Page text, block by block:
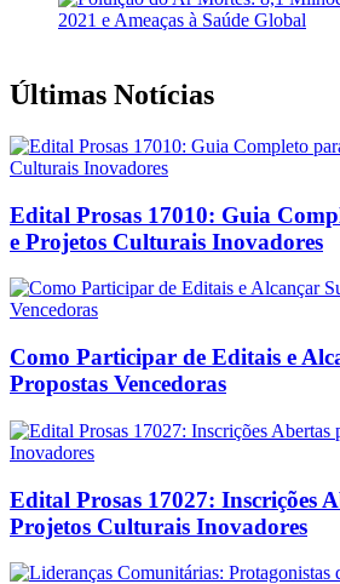
Últimas Notícias
Edital Prosas 17010: Guia
e Projetos Culturais Inovadores
Como Participar de Editais e
Propostas Vencedoras
Edital Prosas 17027: Inscrições
Projetos Culturais Inovadores